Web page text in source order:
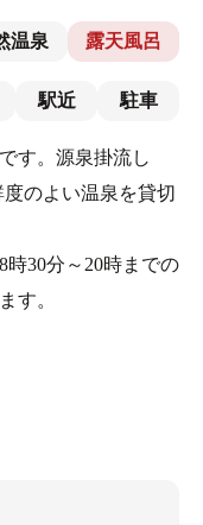
温泉 露天風呂
駅近 駐車
す。源泉掛流し
のよい温泉を貸切
30分～20時までの
す。